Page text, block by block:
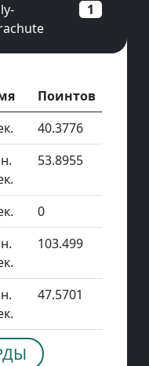
1
Поинтов
40.3776
53.8955
0
103.499
47.5701